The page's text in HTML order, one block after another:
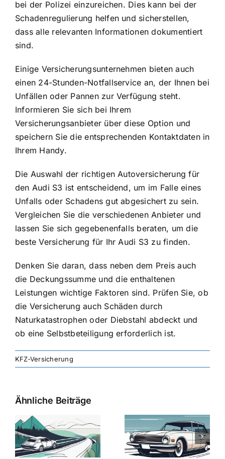
bei der Polizei einzureichen. Dies kann bei der
Schadenregulierung helfen und sicherstellen,
dass alle relevanten Informationen dokumentiert
sind.
Einige Versicherungsunternehmen bieten auch
einen 24-Stunden-Notfallservice an, der Ihnen bei
Unfällen oder Pannen zur Verfügung steht.
Informieren Sie sich bei Ihrem
Versicherungsanbieter über diese Option und
speichern Sie die entsprechenden Kontaktdaten in
Ihrem Handy.
Die Auswahl der richtigen Autoversicherung für
den Audi S3 ist entscheidend, um im Falle eines
Unfalls oder Schadens gut abgesichert zu sein.
Vergleichen Sie die verschiedenen Anbieter und
lassen Sie sich gegebenenfalls beraten, um die
beste Versicherung für Ihr Audi S3 zu finden.
Denken Sie daran, dass neben dem Preis auch
die Deckungssumme und die enthaltenen
Leistungen wichtige Faktoren sind. Prüfen Sie, ob
die Versicherung auch Schäden durch
Naturkatastrophen oder Diebstahl abdeckt und
ob eine Selbstbeteiligung erforderlich ist.
KFZ-Versicherung
Ähnliche Beiträge
Versicherung:
Günstige Kfz-
Versicherungstarife
mit Top-
Kfz-
Die besten
Angebote im